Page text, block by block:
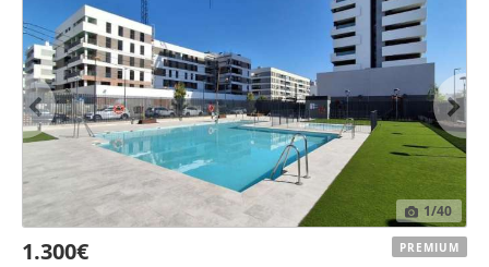
1/40
1.300€ PREMIUM